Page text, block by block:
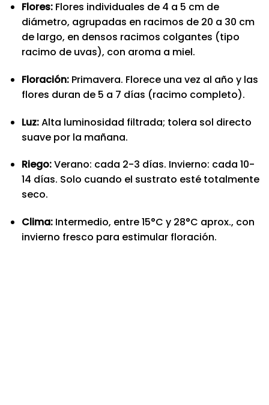
Flores:Flores individuales de 4 a 5 cm de
diámetro, agrupadas en racimos de 20 a 30 cm
de largo, en densos racimos colgantes (tipo
racimo de uvas), con aroma a miel.
Floración:Primavera. Florece una vez al año y las
flores duran de 5 a 7 días (racimo completo).
Luz:Alta luminosidad filtrada; tolera sol directo
suave por la mañana.
Riego:Verano: cada 2-3 días. Invierno: cada 10-
14 días. Solo cuando el sustrato esté totalmente
seco.
Clima:Intermedio, entre 15°C y 28°C aprox., con
invierno fresco para estimular floración.